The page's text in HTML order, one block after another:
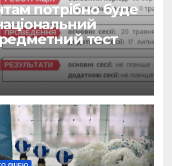
потрібно буде
тест